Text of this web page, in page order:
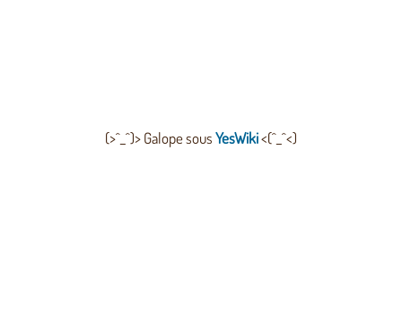
(>^_^)> Galope sousYesWiki<(^_^<)